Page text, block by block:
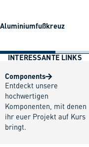
Aluminiumfußkreuz
INTERESSANTE LINKS
Components
Entdeckt unsere
hochwertigen
Komponenten, mit denen
ihr euer Projekt auf Kurs
bringt.